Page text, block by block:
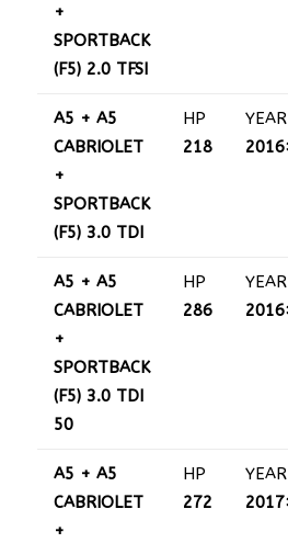
+
SPORTBACK
(F5) 2.0 TFSI
A5 + A5
CABRIOLET
+
SPORTBACK
(F5) 3.0 TDI
HP
218
YEAR
A5 + A5
CABRIOLET
+
SPORTBACK
(F5) 3.0 TDI
50
HP
286
YEAR
A5 + A5
CABRIOLET
+
HP
272
YEAR